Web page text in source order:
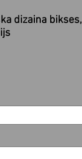
dizaina bikses,